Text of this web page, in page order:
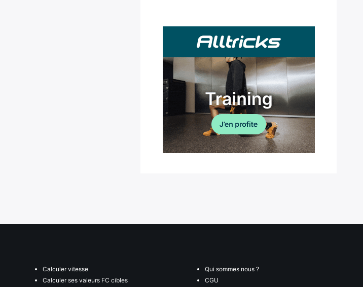
Calculer vitesse
Calculer ses valeurs FC cibles
Qui sommes nous ?
CGU